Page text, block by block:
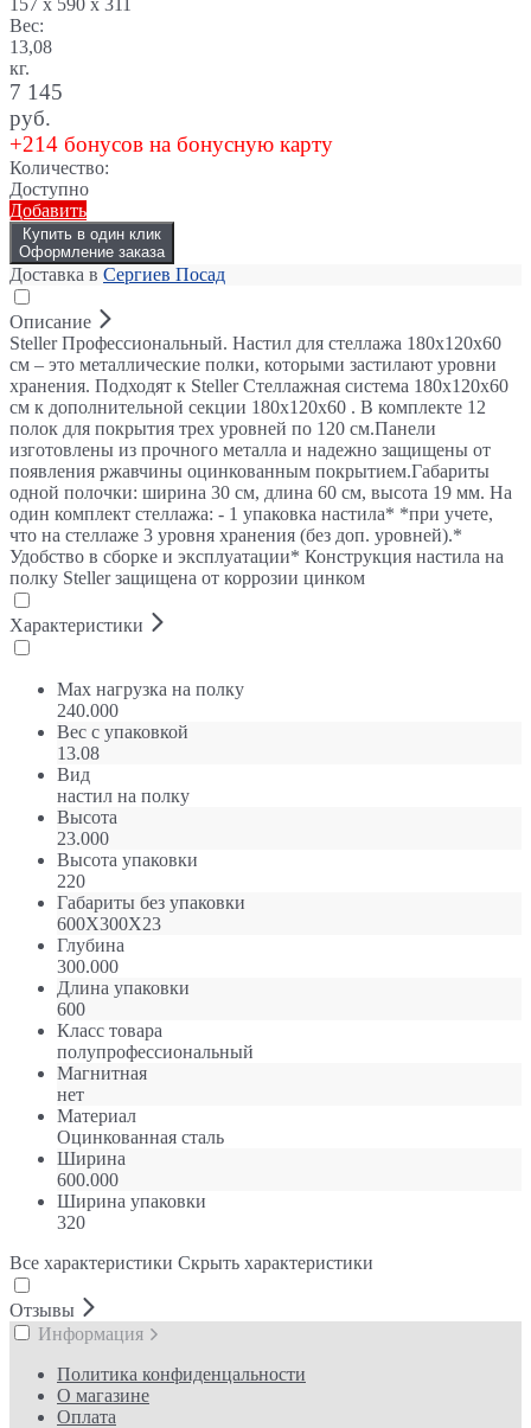
Вес:
13,08
кг.
7 145
руб.
+214 бонусов на бонусную карту
Количество:
Доступно
Добавить
Купить в один клик
Оформление заказа
Доставка в Сергиев Посад
Описание
Steller Профессиональный. Настил для стеллажа 180х120х60
см – это металлические полки, которыми застилают уровни
хранения. Подходят к Steller Стеллажная система 180х120х60
см к дополнительной секции 180х120х60 . В комплекте 12
полок для покрытия трех уровней по 120 см.Панели
изготовлены из прочного металла и надежно защищены от
появления ржавчины оцинкованным покрытием.Габариты
одной полочки: ширина 30 см, длина 60 см, высота 19 мм. На
один комплект стеллажа: - 1 упаковка настила* *при учете,
что на стеллаже 3 уровня хранения (без доп. уровней).*
Удобство в сборке и эксплуатации* Конструкция настила на
полку Steller защищена от коррозии цинком
Характеристики
Max нагрузка на полку
240.000
Вес с упаковкой
13.08
Вид
настил на полку
Высота
23.000
Высота упаковки
220
Габариты без упаковки
600Х300Х23
Глубина
300.000
Длина упаковки
600
Класс товара
полупрофессиональный
Магнитная
нет
Материал
Оцинкованная сталь
Ширина
600.000
Ширина упаковки
320
Все характеристики Скрыть характеристики
Отзывы
Информация
Политика конфиденцальности
О магазине
Оплата